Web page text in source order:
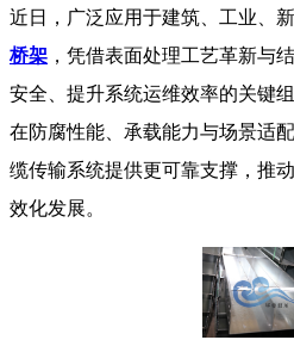
近日，广泛应用于建筑、工业、
桥架 ，凭借表面处理工艺革新与
安全、提升系统运维效率的关键
在防腐性能、承载能力与场景适
缆传输系统提供更可靠支撑，推
效化发展。